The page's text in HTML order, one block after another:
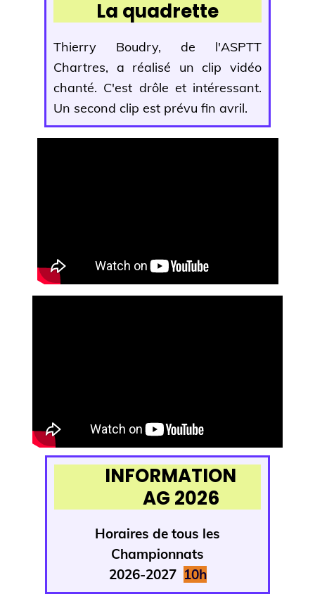
La quadrette
Thierry Boudry, de l'ASPTT
Chartres, a réalisé un clip vidéo
chanté. C'est drôle et intéressant.
Un second clip est prévu fin avril.
INFORMATION
AG 2026
Horaires de tous les
Championnats
2026-2027 10h